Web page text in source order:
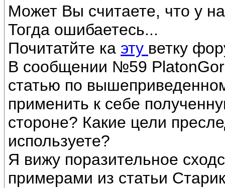
Может Вы считаете, что у
Тогда ошибаетесь...
Почитатйте ка эту ветку
В сообщении №59
статью по
применить к себе
стороне? Какие цели
используете?
Я вижу поразительное
примерами из статьи